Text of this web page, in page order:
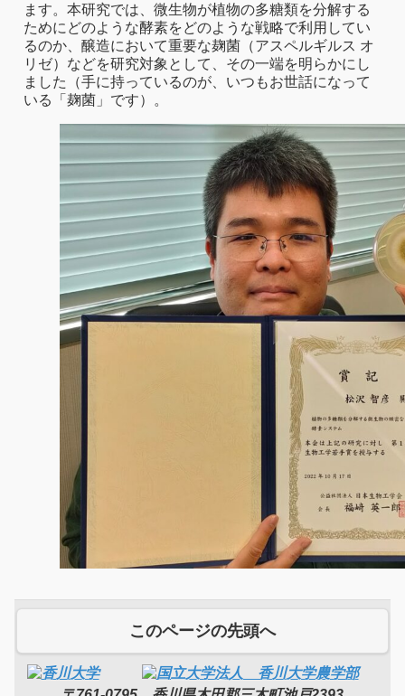
ます。本研究では、微生物が植物の多糖類を分解する
ためにどのような酵素をどのような戦略で利用してい
るのか、醸造において重要な麹菌（アスペルギルス オ
リゼ）などを研究対象として、その一端を明らかにし
ました（手に持っているのが、いつもお世話になって
いる「麹菌」です）。
このページの先頭へ